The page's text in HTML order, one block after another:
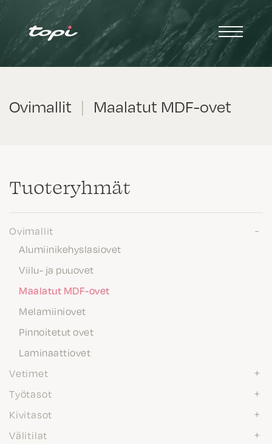
Ovimallit | Maalatut MDF-ovet
Tuote­ryhmät
Ovimallit
Alumiinikehyslasiovet
Viilu- ja puuovet
Maalatut MDF-ovet
Melamiiniovet
Pinnoitetut ovet
Laminaattiovet
Vetimet
Työtasot
Kivitasot
Välitilat